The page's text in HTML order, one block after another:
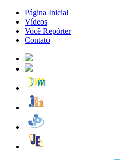
Página Inicial
Vídeos
Você Repórter
Contato